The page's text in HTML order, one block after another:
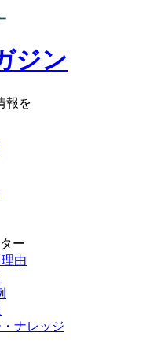
報を
ー
由
ナレッジ